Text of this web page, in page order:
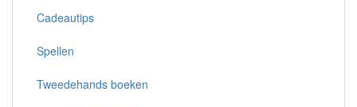
Cadeautips
Spellen
Tweedehands boeken